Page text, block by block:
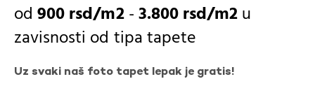
900rsd -3.800rsd
u
zavisnosti od tipa tapete
Uz svaki naš foto tapet lepak je gratis!